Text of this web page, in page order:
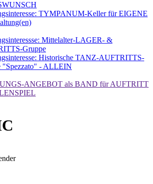
TYMPANUM-Keller für EIGENE
Mittelalter-LAGER- &
Gruppe
Historische TANZ-AUFTRITTS-
"Spezzato" - ALLEIN
ANGEBOT als BAND für AUFTRITT